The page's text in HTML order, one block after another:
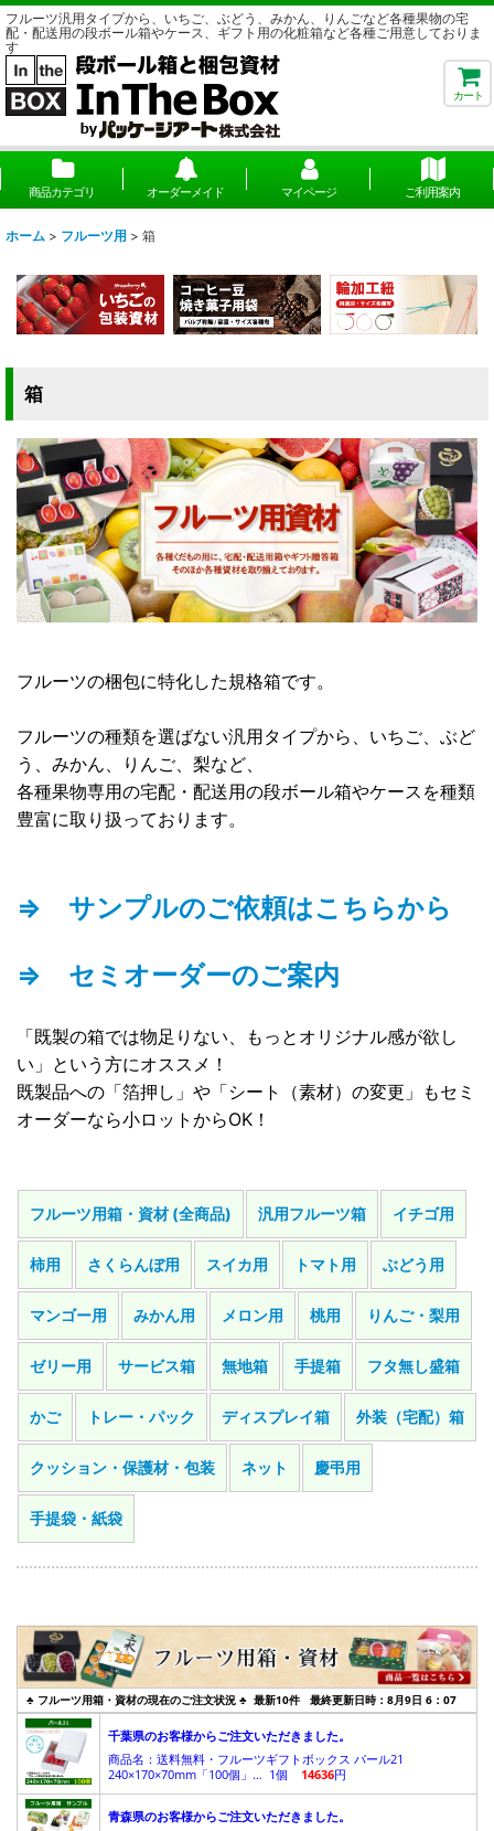
フルーツ汎用タイプから、いちご、ぶどう、みかん、りんごなど各種果物の宅
配・配送用の段ボール箱やケース、ギフト用の化粧箱など各種ご用意しておりま
す
カート
商品カテゴリ オーダーメイド マイページ ご利用案内
ホーム > フルーツ用 > 箱
箱
フルーツの梱包に特化した規格箱です。
フルーツの種類を選ばない汎用タイプから、いちご、ぶど
う、みかん、りんご、梨など、
各種果物専用の宅配・配送用の段ボール箱やケースを種類
豊富に取り扱っております。
⇒ サンプルのご依頼はこちらから
⇒ セミオーダーのご案内
「既製の箱では物足りない、もっとオリジナル感が欲し
い」という方にオススメ！
既製品への「箔押し」や「シート（素材）の変更」もセミ
オーダーなら小ロットからOK！
フルーツ用箱・資材 (全商品) 汎用フルーツ箱 イチゴ用
柿用 さくらんぼ用 スイカ用 トマト用 ぶどう用
マンゴー用 みかん用 メロン用 桃用 りんご・梨用
ゼリー用 サービス箱 無地箱 手提箱 フタ無し盛箱
かご トレー・パック ディスプレイ箱 外装（宅配）箱
クッション・保護材・包装 ネット 慶弔用
手提袋・紙袋